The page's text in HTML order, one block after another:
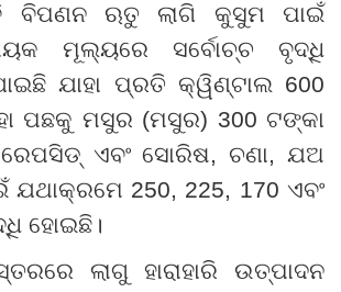
ବିପଣନ ଋତୁ ଲାଗି କୁସୁମ ପାଇଁ
ମୂଲ୍ୟରେ ସର୍ବୋଚ୍ଚ ବୃଦ୍ଧି
ଯାହା ପ୍ରତି କ୍ୱିଣ୍ଟାଲ 600
ପଛକୁ ମସୁର (ମସୁର) 300ଟଙ୍କା
ଏବଂ ସୋରିଷ,ଚଣା,ଯଅ
ଯଥାକ୍ରମେ 250, 225, 170 ଏବଂ
ହୋଇଛି।
ଲାଗୁ ହାରାହାରି ଉତ୍ପାଦନ